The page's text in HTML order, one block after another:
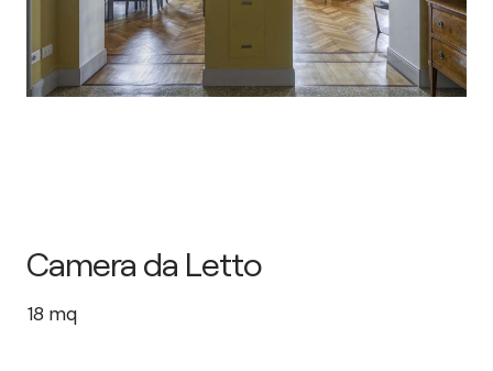
Camera da Letto
18 mq